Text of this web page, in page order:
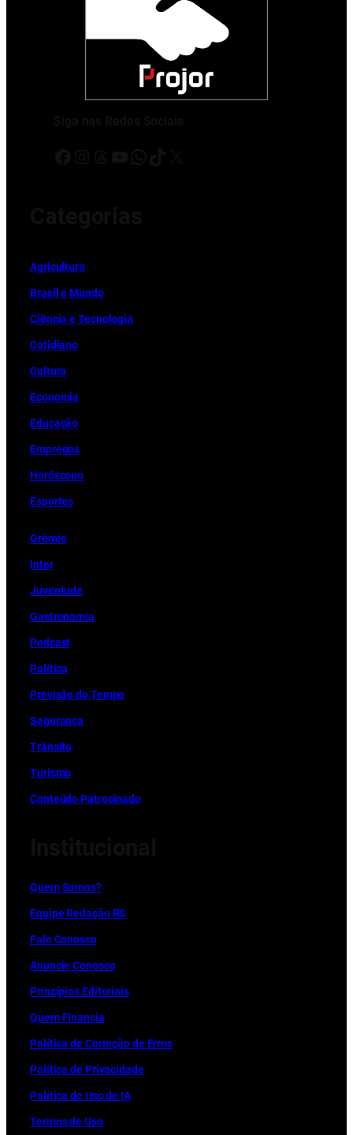
Agricultura
Brasil e Mundo
Ciência e Tecnologia
Cotidiano
Cultura
Economia
Educação
Empregos
Horóscopo
Esportes
Grêmio
Inter
Juventude
Gastronomia
Podcast
Política
Previsão do Tempo
Segurança
Trânsito
Turismo
Conteúdo Patrocinado
Quem Somos?
Equipe Redação RS
Fale Conosco
Anuncie Conosco
Princípios Editoriais
Quem Financia
Política de Correção de Erros
Política de Privacidade
Política de Uso de IA
Termos de Uso